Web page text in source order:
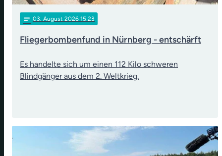
notes 03 . August 2026 15:23
Fliegerbombenfund in Nürnberg - entschärft
Es handelte sich um einen 112 Kilo schweren
Blindgänger aus dem 2. Weltkrieg.